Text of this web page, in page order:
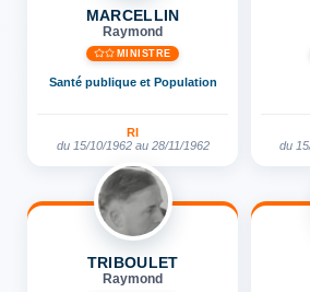
MARCELLIN
Raymond
MINISTRE
Santé publique et Population
RI
du 15/10/1962 au 28/11/1962
du
TRIBOULET
Raymond